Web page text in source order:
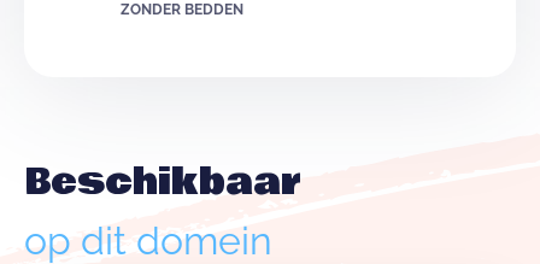
ZONDER BEDDEN
Beschikbaar
op dit domein